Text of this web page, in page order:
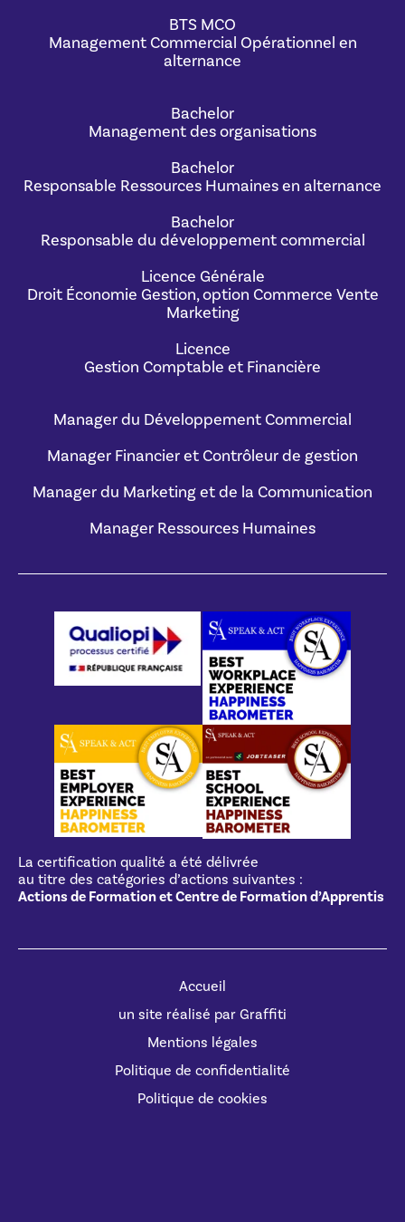
BTS MCO
Management Commercial Opérationnel en
alternance
Bachelor
Management des organisations
Bachelor
Responsable Ressources Humaines en alternance
Bachelor
Responsable du développement commercial
Licence Générale
Droit Économie Gestion, option Commerce Vente
Marketing
Licence
Gestion Comptable et Financière
Manager du Développement Commercial
Manager Financier et Contrôleur de gestion
Manager du Marketing et de la Communication
Manager Ressources Humaines
La certification qualité a été délivrée
au titre des catégories d’actions suivantes :
Actions de Formation et Centre de Formation d’Apprentis
Accueil
un site réalisé par Graffiti
Mentions légales
Politique de confidentialité
Politique de cookies